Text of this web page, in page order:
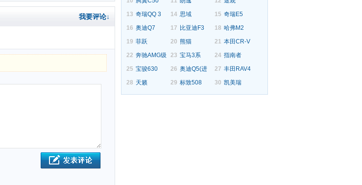
我要评论↓
13 奇瑞QQ 3 14 思域 15 奇瑞E5
16 奥迪Q7 17 比亚迪F3 18 哈弗M2
19 菲跃 20 熊猫 21 本田CR-V
22 奔驰AMG级 23 宝马3系 24 指南者
25 宝骏630 26 奥迪Q5(进 27 丰田RAV4
28 天籁 29 标致508 30 凯美瑞